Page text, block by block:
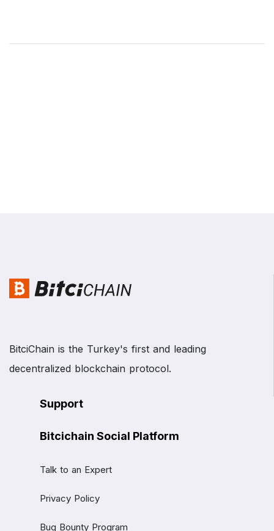
BitciChain is the Turkey's first and leading
decentralized blockchain protocol.
Support
Bitcichain Social Platform
Talk to an Expert
Privacy Policy
Bug Bounty Program